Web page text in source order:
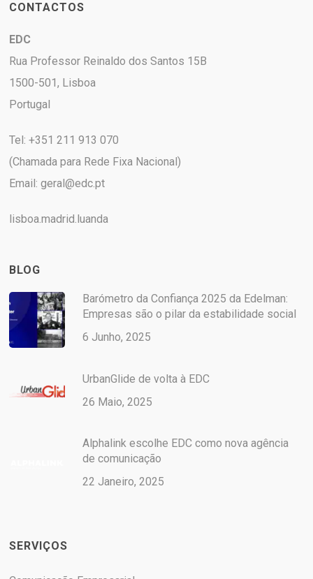
CONTACTOS
EDC
Rua Professor Reinaldo dos Santos 15B
1500-501, Lisboa
Portugal
Tel: +351 211 913 070
(Chamada para Rede Fixa Nacional)
Email:geral@edc.pt
lisboa.madrid.luanda
BLOG
Barómetro da Confiança 2025 da Edelman:
Empresas são o pilar da estabilidade social
6 Junho, 2025
UrbanGlide de volta à EDC
26 Maio, 2025
Alphalink escolhe EDC como nova agência
de comunicação
22 Janeiro, 2025
SERVIÇOS